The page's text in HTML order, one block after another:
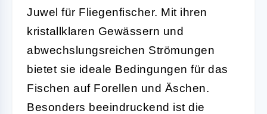
Juwel für Fliegenfischer. Mit ihren
kristallklaren Gewässern und
abwechslungsreichen Strömungen
bietet sie ideale Bedingungen für das
Fischen auf Forellen und Äschen.
Besonders beeindruckend ist die